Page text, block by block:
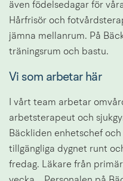
även födelsedagar för
Hårfrisör och
jämna mellanrum. På
träningsrum och bastu.
Vi som arbetar här
I vårt team arbetar
arbetsterapeut och
Bäckliden enhetschef
tillgängliga dygnet runt
fredag. Läkare från